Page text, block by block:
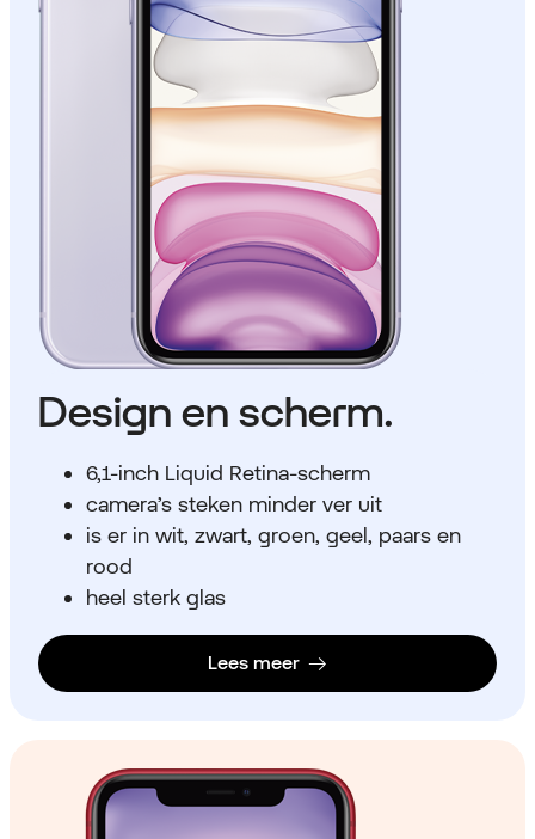
Design en scherm.
6,1-inch Liquid Retina-scherm
camera’s steken minder ver uit
is er in wit, zwart, groen, geel, paars en
rood
heel sterk glas
Lees meer